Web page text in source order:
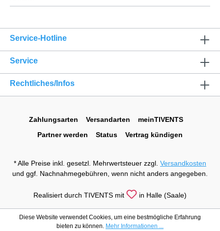
Service-Hotline
Service
Rechtliches/Infos
Zahlungsarten Versandarten
meinTIVENTS
Partner werden
Status Vertrag kündigen
* Alle Preise inkl. gesetzl. Mehrwertsteuer zzgl. Versandkosten
und ggf. Nachnahmegebühren, wenn nicht anders angegeben.
Realisiert durch TIVENTS mit in Halle (Saale)
Diese Website verwendet Cookies, um eine bestmögliche Erfahrung
bieten zu können. Mehr Informationen ...